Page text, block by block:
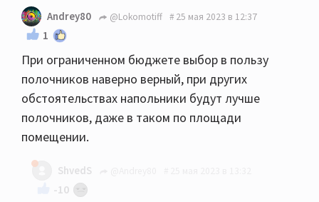
Andrey80 @Lokomotiff 25 мая 2023 в 12:37
1
При ограниченном бюджете выбор в пользу
полочников наверно верный, при других
обстоятельствах напольники будут лучше
полочников, даже в таком по площади
помещении.
ShvedS
-10